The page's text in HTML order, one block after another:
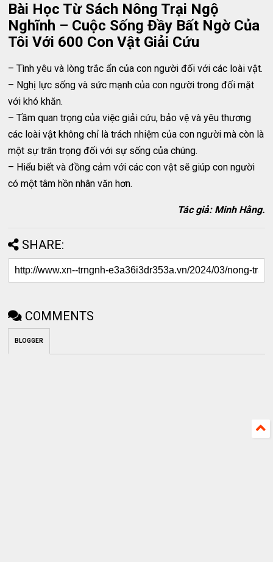
Bài Học Từ Sách Nông Trại Ngộ
Nghĩnh – Cuộc Sống Đầy Bất Ngờ Của
Tôi Với 600 Con Vật Giải Cứu
– Tình yêu và lòng trắc ẩn của con người đối với các loài vật.
– Nghị lực sống và sức mạnh của con người trong đối mặt
với khó khăn.
– Tầm quan trọng của việc giải cứu, bảo vệ và yêu thương
các loài vật không chỉ là trách nhiệm của con người mà còn là
một sự trân trọng đối với sự sống của chúng.
– Hiểu biết và đồng cảm với các con vật sẽ giúp con người
có một tâm hồn nhân văn hơn.
Tác giả: Minh Hằng.
SHARE:
COMMENTS
BLOGGER